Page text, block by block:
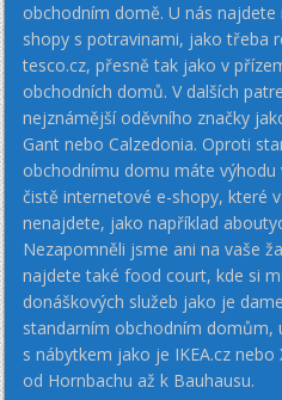
obchodním domě. U nás
shopy s potravinami, jako třeba
tesco.cz, přesně tak jako v
obchodních domů. V dalších
nejznámější oděvního značky
Gant nebo Calzedonia. Oproti
obchodnímu domu máte
čistě internetové e-shopy, které
nenajdete, jako například
Nezapomněli jsme ani na vaše
najdete také food court, kde si
donáškových služeb jako je
standarním obchodním domům,
s nábytkem jako je IKEA.cz
od Hornbachu až k Bauhausu.